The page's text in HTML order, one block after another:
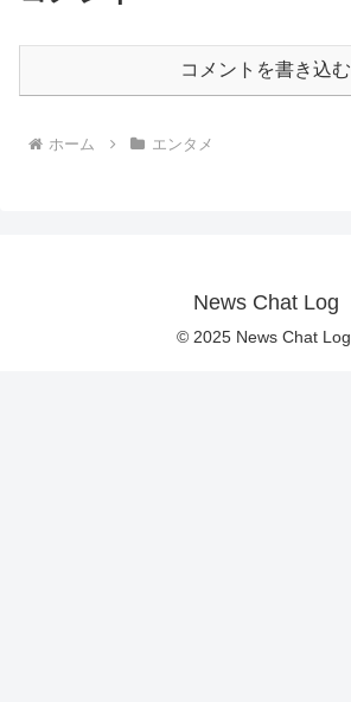
コメントを書き込む
ホーム エンタメ
News Chat Log
© 2025 News Chat Log.